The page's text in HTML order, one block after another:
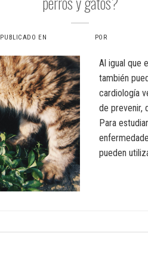
PUBLICADO EN POR
Al igual que
también
cardiología
de prevenir,
Para
pueden